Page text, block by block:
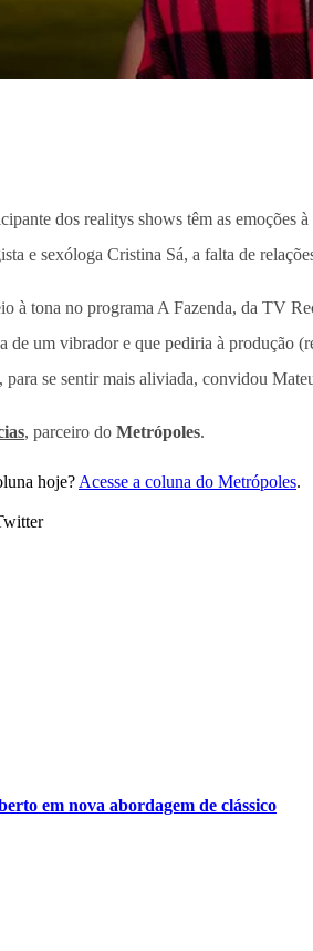
dos realitys shows têm as emoções
e sexóloga Cristina Sá, a falta de
à tona no programa A Fazenda, da TV
de um vibrador e que pediria à produção
para se sentir mais aliviada, convidou
, parceiro do Metrópoles.
hoje? Acesse a coluna do Metrópoles.
em nova abordagem de clássico